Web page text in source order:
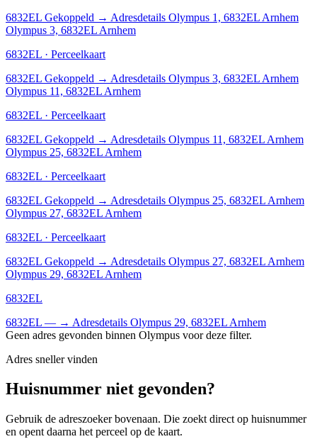
6832EL Gekoppeld → Adresdetails Olympus 1, 6832EL Arnhem
Olympus 3, 6832EL Arnhem
6832EL · Perceelkaart
6832EL Gekoppeld → Adresdetails Olympus 3, 6832EL Arnhem
Olympus 11, 6832EL Arnhem
6832EL · Perceelkaart
6832EL Gekoppeld → Adresdetails Olympus 11, 6832EL Arnhem
Olympus 25, 6832EL Arnhem
6832EL · Perceelkaart
6832EL Gekoppeld → Adresdetails Olympus 25, 6832EL Arnhem
Olympus 27, 6832EL Arnhem
6832EL · Perceelkaart
6832EL Gekoppeld → Adresdetails Olympus 27, 6832EL Arnhem
Olympus 29, 6832EL Arnhem
6832EL
6832EL — → Adresdetails Olympus 29, 6832EL Arnhem
Geen adres gevonden binnen Olympus voor deze filter.
Adres sneller vinden
Huisnummer niet gevonden?
Gebruik de adreszoeker bovenaan. Die zoekt direct op huisnummer
en opent daarna het perceel op de kaart.